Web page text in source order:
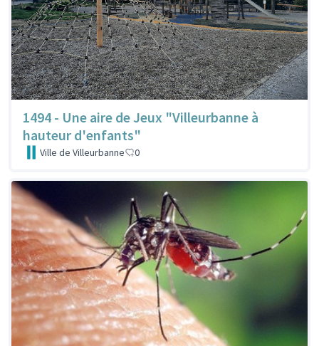
1494 - Une aire de Jeux "Villeurbanne à
hauteur d'enfants"
Ville de Villeurbanne 0